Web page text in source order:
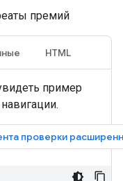
премий
HTML
пример